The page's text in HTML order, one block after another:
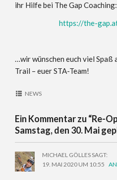
ihr Hilfe bei The Gap Coaching:
https://the-
…wir wünschen euch viel Spaß
Trail – euer STA-Team!
NEWS
Ein Kommentar zu “Re-
Samstag, den 30. Mai
MICHAEL GÖLLES SAGT:
19. MAI 2020 UM 10:55